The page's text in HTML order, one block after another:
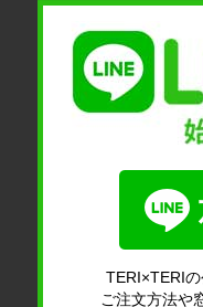
TERI×TERIの
ご注文方法や